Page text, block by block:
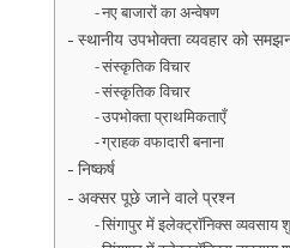
नए बाजारों का अन्वेषण
स्थानीय उपभोक्ता व्यवहार को
संस्कृतिक विचार
संस्कृतिक विचार
उपभोक्ता प्राथमिकताएँ
ग्राहक वफादारी बनाना
निष्कर्ष
अक्सर पूछे जाने वाले प्रश्न
सिंगापुर में इलेक्ट्रॉनिक्स